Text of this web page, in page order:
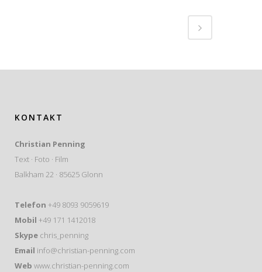
KONTAKT
Christian Penning
Text · Foto · Film
Balkham 22 · 85625 Glonn
Telefon +49 8093 9059619
Mobil +49 171 1412018
Skype chris_penning
Email info@christian-penning.com
Web www.christian-penning.com